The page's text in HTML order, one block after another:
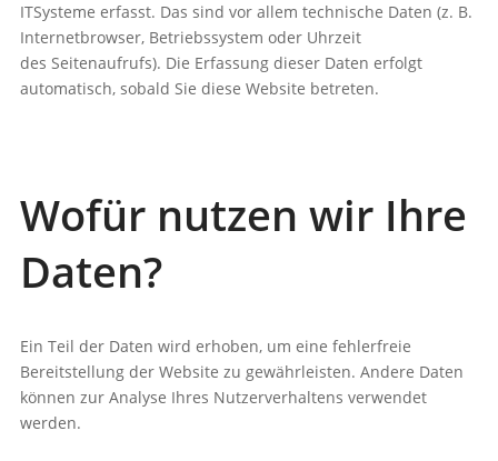
ITSysteme erfasst. Das sind vor allem technische Daten (z. B.
Internetbrowser, Betriebssystem oder Uhrzeit
des Seitenaufrufs). Die Erfassung dieser Daten erfolgt
automatisch, sobald Sie diese Website betreten.
Wofür nutzen wir Ihre
Daten?
Ein Teil der Daten wird erhoben, um eine fehlerfreie
Bereitstellung der Website zu gewährleisten. Andere Daten
können zur Analyse Ihres Nutzerverhaltens verwendet
werden.